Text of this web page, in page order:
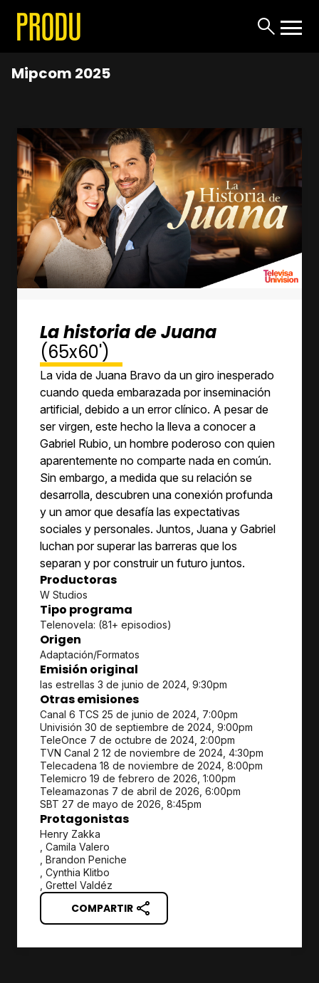
Mipcom 2025
La historia de Juana
(65x60')
La vida de Juana Bravo da un giro inesperado
cuando queda embarazada por inseminación
artificial, debido a un error clínico. A pesar de
ser virgen, este hecho la lleva a conocer a
Gabriel Rubio, un hombre poderoso con quien
aparentemente no comparte nada en común.
Sin embargo, a medida que su relación se
desarrolla, descubren una conexión profunda
y un amor que desafía las expectativas
sociales y personales. Juntos, Juana y Gabriel
luchan por superar las barreras que los
separan y por construir un futuro juntos.
Productoras
W Studios
Tipo programa
Telenovela: (81+ episodios)
Origen
Adaptación/Formatos
Emisión original
las estrellas 3 de junio de 2024, 9:30pm
Otras emisiones
Canal 6 TCS 25 de junio de 2024, 7:00pm
Univisión 30 de septiembre de 2024, 9:00pm
TeleOnce 7 de octubre de 2024, 2:00pm
TVN Canal 2 12 de noviembre de 2024, 4:30pm
Telecadena 18 de noviembre de 2024, 8:00pm
Telemicro 19 de febrero de 2026, 1:00pm
Teleamazonas 7 de abril de 2026, 6:00pm
SBT 27 de mayo de 2026, 8:45pm
Protagonistas
Henry Zakka
, Camila Valero
, Brandon Peniche
, Cynthia Klitbo
, Grettel Valdéz
COMPARTIR